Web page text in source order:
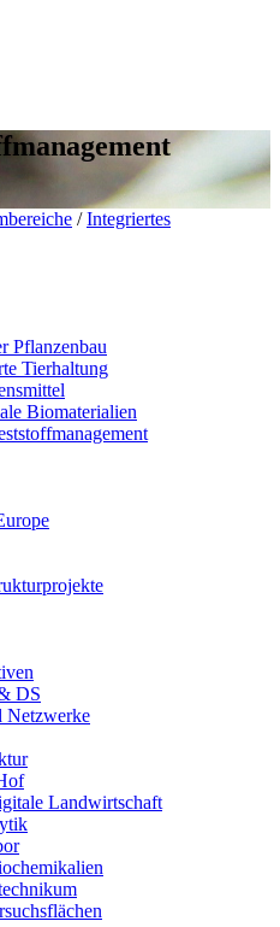
/ Integriertes
Pflanzenbau
Tierhaltung
Biomaterialien
DS
Netzwerke
Landwirtschaft